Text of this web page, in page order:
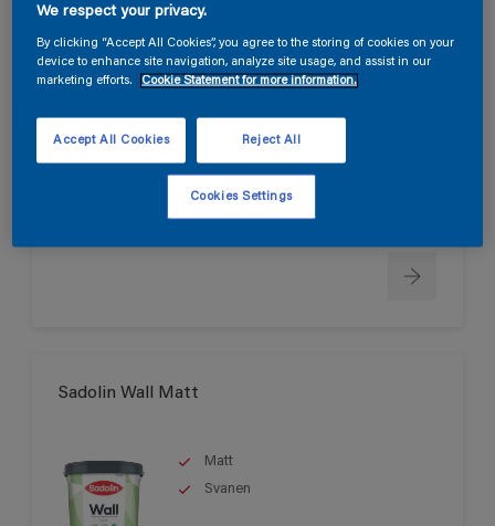
Endast tillgänglig i butik
Sadolin Wall Matt
Matt
Svanen
We respect your privacy.
By clicking “Accept All Cookies”, you agree to the storing of cookies on your
device to enhance site navigation, analyze site usage, and assist in our
marketing efforts.
Cookie Statement for more information.
Reject All
Accept All Cookies
Cookies Settings